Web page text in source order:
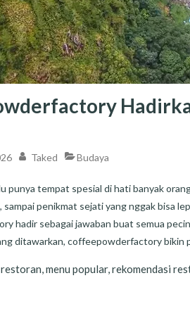
Taked Budaya
punya tempat spesial di hati banyak
penikmat sejati yang nggak bisa
hadir sebagai jawaban buat semua
ditawarkan, coffeepowderfactory bikin
menu popular, rekomendasi